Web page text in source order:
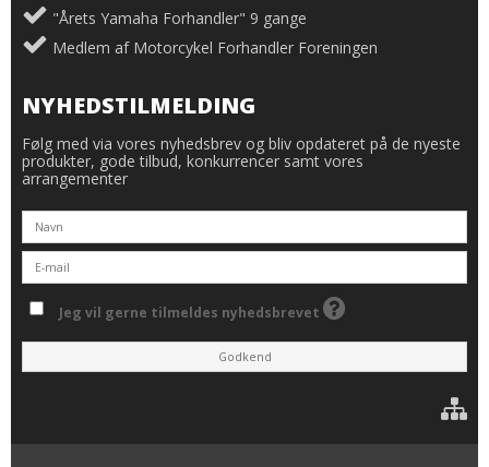
"Årets Yamaha Forhandler" 9 gange
Medlem af Motorcykel Forhandler Foreningen
NYHEDSTILMELDING
Følg med via vores nyhedsbrev og bliv opdateret på de nyeste
produkter, gode tilbud, konkurrencer samt vores
arrangementer
Jeg vil gerne tilmeldes nyhedsbrevet
Godkend